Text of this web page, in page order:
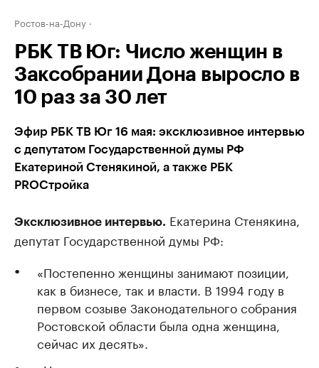
Ростов-на-Дону
РБК ТВ Юг: Число женщин в
Заксобрании Дона выросло в
10 раз за 30 лет
Эфир РБК ТВ Юг 16 мая: эксклюзивное интервью
с депутатом Государственной думы РФ
Екатериной Стенякиной, а также РБК
PROСтройка
Эксклюзивное интервью. Екатерина Стенякина,
депутат Государственной думы РФ:
«Постепенно женщины занимают позиции,
как в бизнесе, так и власти. В 1994 году в
первом созыве Законодательного собрания
Ростовской области была одна женщина,
сейчас их десять».